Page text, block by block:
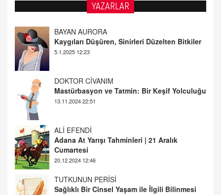
YAZARLAR
DOKTOR CİVANIM
Mastürbasyon ve Tatmin: Bir Keşif Yolculuğu
13.11.2024 22:51
ALİ EFENDİ
Adana At Yarışı Tahminleri | 21 Aralık
Cumartesi
TUTKUNUN PERİSİ
Sağlıklı Bir Cinsel Yaşam ile İlgili Bilinmesi
Gerekenler
08.11.2024 13:16
FARUK ÖNALAN
Tezkere Onaylanmasaydı…